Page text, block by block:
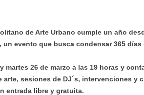
de Arte Urbano cumple un año
un evento que busca condensar 365
martes 26 de marzo a las 19 horas y
arte, sesiones de DJ´s, intervenciones y
entrada libre y gratuita.